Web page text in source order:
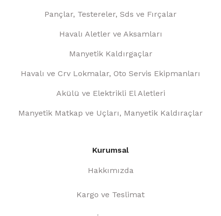
Pançlar, Testereler, Sds ve Fırçalar
Havalı Aletler ve Aksamları
Manyetik Kaldırgaçlar
Havalı ve Crv Lokmalar, Oto Servis Ekipmanları
Akülü ve Elektrikli El Aletleri
Manyetik Matkap ve Uçları, Manyetik Kaldıraçlar
Kurumsal
Hakkımızda
Kargo ve Teslimat